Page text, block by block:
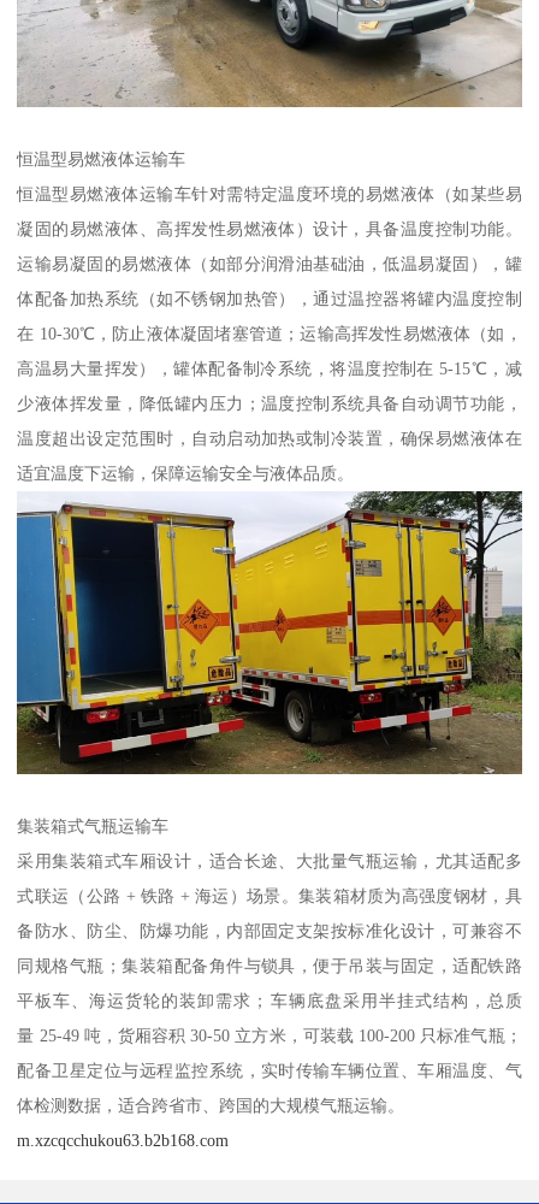
恒温型易燃液体运输车​
恒温型易燃液体运输车针对需特定温度环境的易燃液体（如某些易
凝固的易燃液体、高挥发性易燃液体）设计，具备温度控制功能。
运输易凝固的易燃液体（如部分润滑油基础油，低温易凝固），罐
体配备加热系统（如不锈钢加热管），通过温控器将罐内温度控制
在 10-30℃，防止液体凝固堵塞管道；运输高挥发性易燃液体（如，
高温易大量挥发），罐体配备制冷系统，将温度控制在 5-15℃，减
少液体挥发量，降低罐内压力；温度控制系统具备自动调节功能，
温度超出设定范围时，自动启动加热或制冷装置，确保易燃液体在
适宜温度下运输，保障运输安全与液体品质。​
集装箱式气瓶运输车​
采用集装箱式车厢设计，适合长途、大批量气瓶运输，尤其适配多
式联运（公路 + 铁路 + 海运）场景。集装箱材质为高强度钢材，具
备防水、防尘、防爆功能，内部固定支架按标准化设计，可兼容不
同规格气瓶；集装箱配备角件与锁具，便于吊装与固定，适配铁路
平板车、海运货轮的装卸需求；车辆底盘采用半挂式结构，总质
量 25-49 吨，货厢容积 30-50 立方米，可装载 100-200 只标准气瓶；
配备卫星定位与远程监控系统，实时传输车辆位置、车厢温度、气
体检测数据，适合跨省市、跨国的大规模气瓶运输。​
m.xzcqcchukou63.b2b168.com